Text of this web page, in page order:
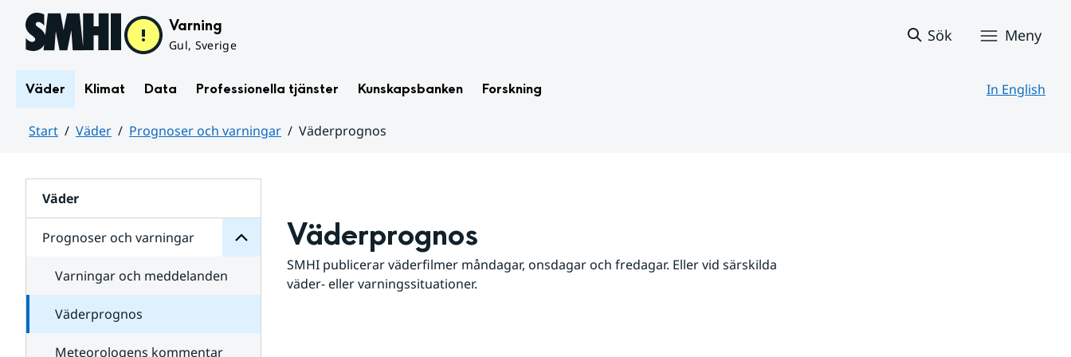
Hoppa till sidans innehåll Varning
Gul, Sverige
Sök Meny
Väder Klimat Data Professionella tjänster Kunskapsbanken Forskning In English
Start Väder Prognoser och varningar
Väderprognos
Väder
Prognoser och varningar
för
varningar
Varningar och meddelanden
Väderprognos
Meteorologens kommentar
Väderprognos
SMHI publicerar väderfilmer måndagar, onsdagar och fredagar. Eller vid särskilda
väder- eller varningssituationer.